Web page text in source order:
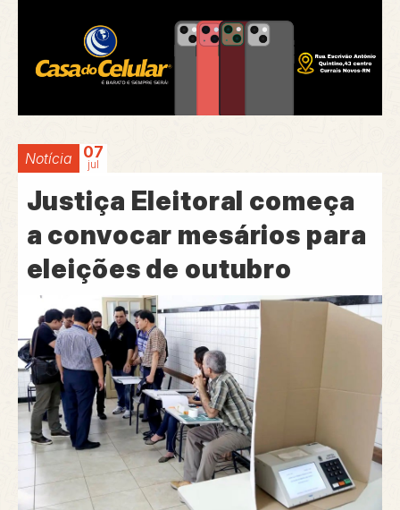
Notícia 07
jul
Justiça Eleitoral começa
a convocar mesários para
eleições de outubro